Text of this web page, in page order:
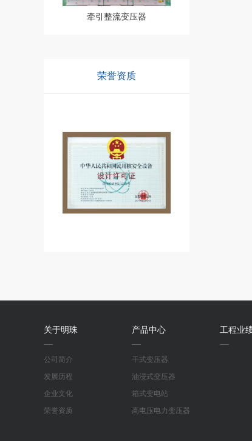
牵引整流变压器
荣誉资质
关于明珠
公司简介
发展历程
企业文化
荣誉资质
产品中心
干式变压器
油浸式变压器
箱式变电站
高电压电力变压器
工程业